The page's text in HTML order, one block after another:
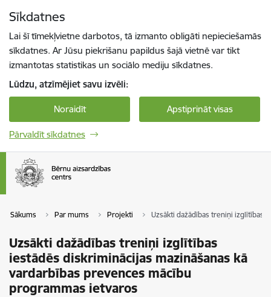
Sīkdatnes
Lai šī tīmekļvietne darbotos, tā izmanto obligāti nepieciešamās
sīkdatnes. Ar Jūsu piekrišanu papildus šajā vietnē var tikt
izmantotas statistikas un sociālo mediju sīkdatnes.
Lūdzu, atzīmējiet savu izvēli:
Noraidīt Apstiprināt visas
Pārvaldīt sīkdatnes
Sākums Par mums Projekti Uzsākti dažādības treniņi izglītības
Uzsākti dažādības treniņi izglītības
iestādēs diskriminācijas mazināšanas kā
vardarbības prevences mācību
programmas ietvaros